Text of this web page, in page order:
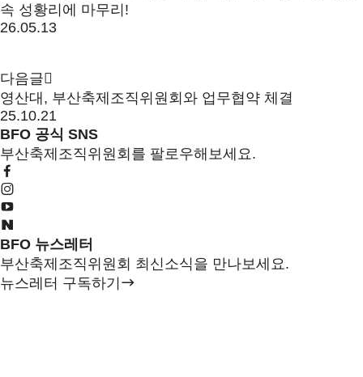
속 성황리에 마무리!
26.05.13
다음글
영산대, 부산축제조직위원회와 업무협약 체결
25.10.21
BFO 공식 SNS
부산축제조직위원회를 팔로우해보세요.
BFO 뉴스레터
부산축제조직위원회 최신소식을 만나보세요.
뉴스레터 구독하기